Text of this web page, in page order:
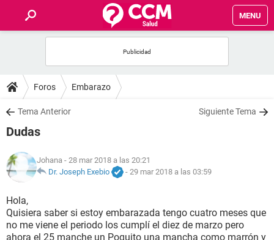
MENU
FOROS
SALUD
NUTRICIÓN
BIENESTAR
SEXUALIDAD
Foros Embarazo
Tema Anterior Siguiente Tema
Dudas
Johana - 28 mar 2018 a las 20:21
Dr. Joseph Exebio
- 29 mar 2018 a las 03:59
Hola,
Quisiera saber si estoy embarazada tengo cuatro meses que
no me viene el periodo los cumplí el diez de marzo pero
ahora el 25 manche un Poquito una mancha como marrón y